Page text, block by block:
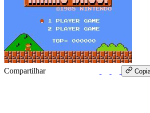
Compartilhar